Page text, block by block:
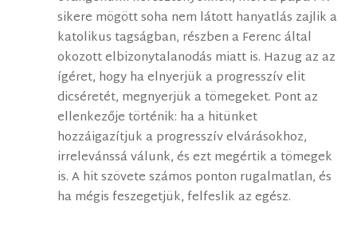
sikere mögött soha nem látott hanyatlás zajlik a
katolikus tagságban, részben a Ferenc által
okozott elbizonytalanodás miatt is. Hazug az az
ígéret, hogy ha elnyerjük a progresszív elit
dicséretét, megnyerjük a tömegeket. Pont az
ellenkezője történik: ha a hitünket
hozzáigazítjuk a progresszív elvárásokhoz,
irrelevánssá válunk, és ezt megértik a tömegek
is. A hit szövete számos ponton rugalmatlan, és
ha mégis feszegetjük, felfeslik az egész.